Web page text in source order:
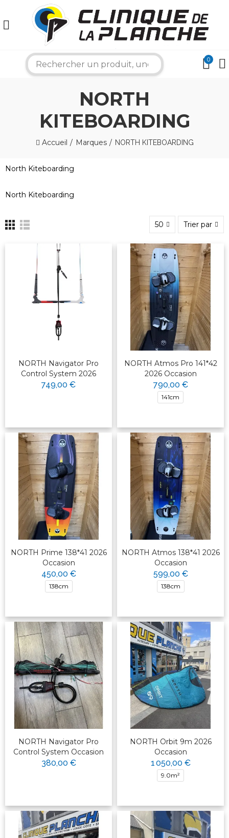
0
NORTH
KITEBOARDING
Accueil Marques NORTH KITEBOARDING
North Kiteboarding
North Kiteboarding
50 Trier par
NORTH Navigator Pro
Control System 2026
749,00 €
NORTH Atmos Pro 141*42
2026 Occasion
790,00 €
141cm
NORTH Prime 138*41 2026
Occasion
450,00 €
138cm
NORTH Atmos 138*41 2026
Occasion
599,00 €
138cm
NORTH Navigator Pro
Control System Occasion
380,00 €
NORTH Orbit 9m 2026
Occasion
1 050,00 €
9.0m²
Bonjour ! Je suis votre expert nautique.